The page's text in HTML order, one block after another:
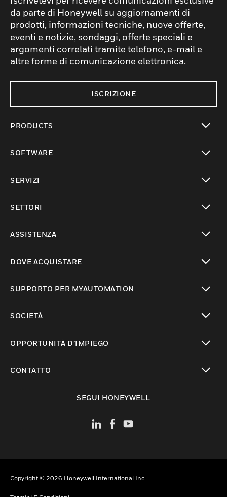
da parte di Honeywell su aggiornamenti di
prodotti, informazioni tecniche, nuove offerte,
eventi e notizie, sondaggi, offerte speciali e
argomenti correlati tramite telefono, e-mail e
altre forme di comunicazione elettronica.
ISCRIZIONE
PRODUCTS
SOFTWARE
SERVIZI
SETTORI
ASSISTENZA
DOVE ACQUISTARE
SUPPORTO PER MYAUTOMATION
SOCIETÀ
OPPORTUNITÀ D’IMPIEGO
CONTATTO
SEGUI HONEYWELL
Copyright © 2026 Honeywell International Inc